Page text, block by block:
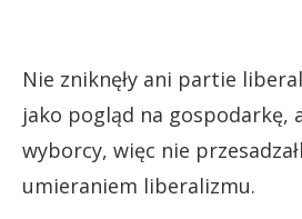
Nie zniknęły ani partie
jako pogląd na gospodarkę,
wyborcy, więc nie
umieraniem liberalizmu.